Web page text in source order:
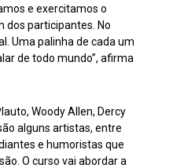
e exercitamos o
dos participantes. No
Uma palinha de cada um
de todo mundo”, afirma
Woody Allen, Dercy
alguns artistas, entre
e humoristas que
O curso vai abordar a